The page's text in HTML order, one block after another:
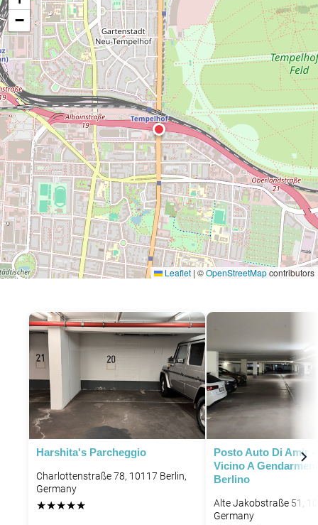
−
Leaflet | ©OpenStreetMapcontributors
Harshita's Parcheggio
Charlottenstraße 78, 10117 Berlin,
Germany
★★★★★
Posto Auto Di Amir
Vicino A
Berlino
Alte Jakobstraße 51,
Germany